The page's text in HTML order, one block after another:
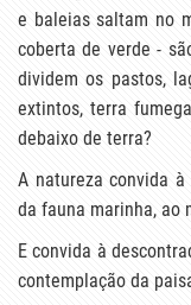
e baleias saltam no
coberta de verde -
dividem os pastos,
extintos, terra
debaixo de terra?
A natureza convida
da fauna marinha, ao
E convida à
contemplação da